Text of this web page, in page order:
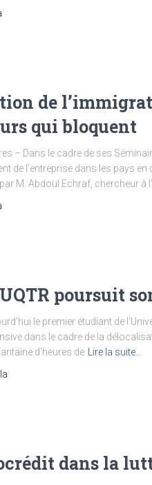
de
qui bloquent
– Dans le cadre de ses
de l’entreprise dans les pays
M. Abdoul Echraf, chercheur à
poursuit
le premier étudiant de
dans le cadre de la
d’heures de
Lire la suite…
dans la